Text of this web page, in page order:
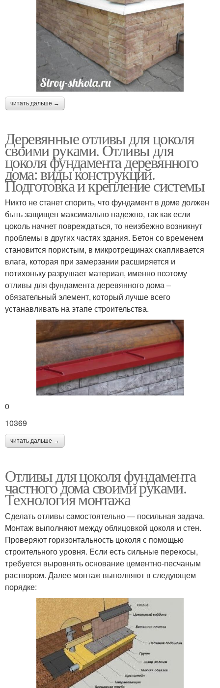
читать дальше →
Деревянные отливы для цоколя
своими руками. Отливы для
цоколя фундамента деревянного
дома: виды конструкций.
Подготовка и крепление системы
Никто не станет спорить, что фундамент в доме должен
быть защищен максимально надежно, так как если
цоколь начнет повреждаться, то неизбежно возникнут
проблемы в других частях здания. Бетон со временем
становится пористым, в микротрещинах скапливается
влага, которая при замерзании расширяется и
потихоньку разрушает материал, именно поэтому
отливы для фундамента деревянного дома –
обязательный элемент, который лучше всего
устанавливать на этапе строительства.
0
10369
читать дальше →
Отливы для цоколя фундамента
частного дома своими руками.
Технология монтажа
Сделать отливы самостоятельно — посильная задача.
Монтаж выполняют между облицовкой цоколя и стен.
Проверяют горизонтальность цоколя с помощью
строительного уровня. Если есть сильные перекосы,
требуется выровнять основание цементно-песчаным
раствором. Далее монтаж выполняют в следующем
порядке: